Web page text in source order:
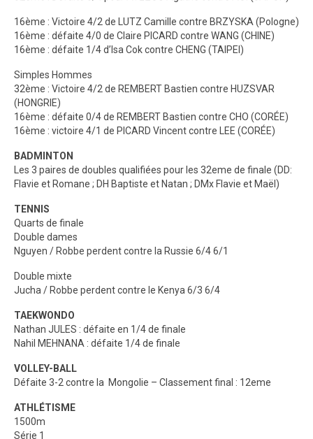
16ème : Victoire 4/2 de LUTZ Camille contre BRZYSKA (Pologne)
16ème : défaite 4/0 de Claire PICARD contre WANG (CHINE)
16ème : défaite 1/4 d’Isa Cok contre CHENG (TAIPEI)
Simples Hommes
32ème : Victoire 4/2 de REMBERT Bastien contre HUZSVAR
(HONGRIE)
16ème : défaite 0/4 de REMBERT Bastien contre CHO (CORÉE)
16ème : victoire 4/1 de PICARD Vincent contre LEE (CORÉE)
BADMINTON
Les 3 paires de doubles qualifiées pour les 32eme de finale (DD:
Flavie et Romane ; DH Baptiste et Natan ; DMx Flavie et Maël)
TENNIS
Quarts de finale
Double dames
Nguyen / Robbe perdent contre la Russie 6/4 6/1
Double mixte
Jucha / Robbe perdent contre le Kenya 6/3 6/4
TAEKWONDO
Nathan JULES : défaite en 1/4 de finale
Nahil MEHNANA : défaite 1/4 de finale
VOLLEY-BALL
Défaite 3-2 contre la Mongolie – Classement final : 12eme
ATHLÉTISME
1500m
Série 1